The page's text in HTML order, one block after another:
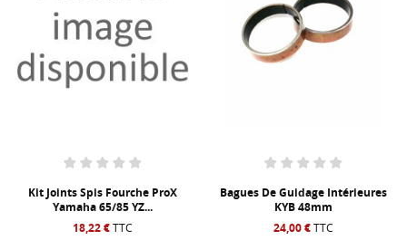
Kit Joints Spis Fourche ProX
Yamaha 65/85 YZ...
18,22 €TTC
Bagues De Guidage Intérieures
KYB 48mm
24,00 €TTC